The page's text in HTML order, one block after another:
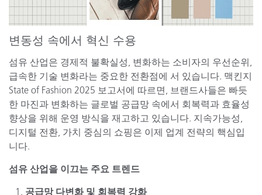
변동성 속에서 혁신 수용
섬유 산업은 경제적 불확실성, 변화하는 소비자의 우선순위,
급속한 기술 변화라는 중요한 전환점에 서 있습니다. 맥킨지
State of Fashion 2025 보고서에 따르면, 브랜드사들은 빠듯
한 마진과 변화하는 글로벌 공급망 속에서 회복력과 효율성
향상을 위해 운영 방식을 재고하고 있습니다. 지속가능성,
디지털 전환, 가치 중심의 쇼핑은 이제 업계 전략의 핵심입
니다.
섬유 산업을 이끄는 주요 트렌드
공급망 다변화 및 회복력 강화